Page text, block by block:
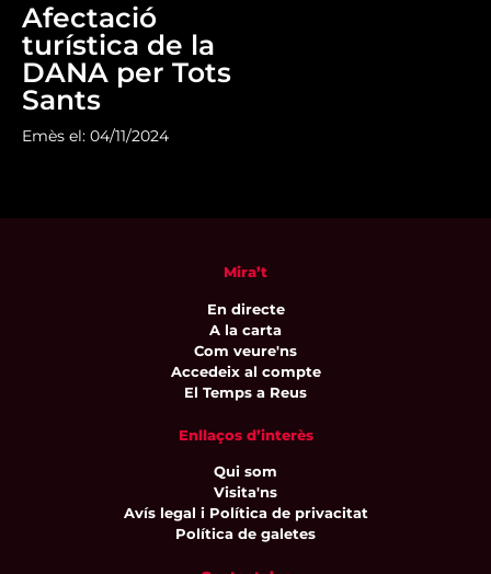
Afectació
turística de la
DANA per Tots
Sants
Emès el: 04/11/2024
Mira’t
En directe
A la carta
Com veure'ns
Accedeix al compte
El Temps a Reus
Enllaços d’interès
Qui som
Visita'ns
Avís legal i Política de privacitat
Política de galetes